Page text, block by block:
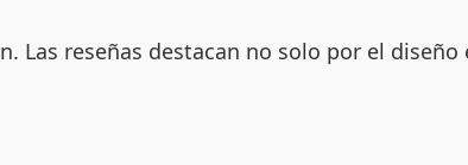
Las reseñas destacan no solo por el